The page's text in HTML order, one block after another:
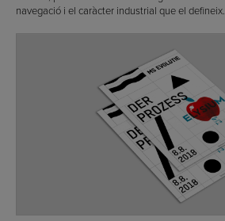
navegació i el caràcter industrial que el defineix.